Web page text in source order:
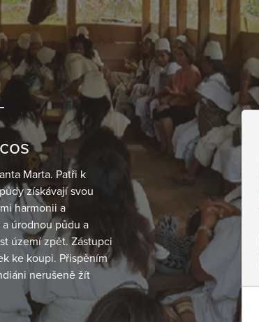
Marta. Patři k
získávají svou
harmonii a
úrodnou půdu a
území zpět. Zástupci
ke koupi. Přispěním
nerušeně žít